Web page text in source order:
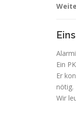
Ein
Er
nötig.
Wir